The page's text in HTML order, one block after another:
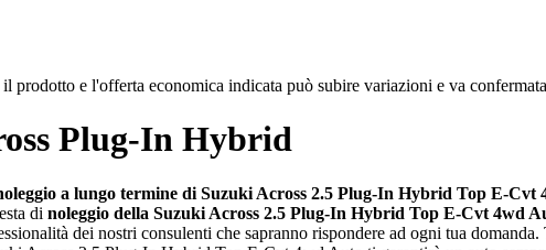
e l'offerta economica indicata può subire variazioni e va
Plug-In Hybrid
a lungo termine di Suzuki Across 2.5 Plug-In Hybrid Top E-Cvt
di noleggio della Suzuki Across 2.5 Plug-In Hybrid Top E-Cvt 4wd
dei nostri consulenti che sapranno rispondere ad ogni tua